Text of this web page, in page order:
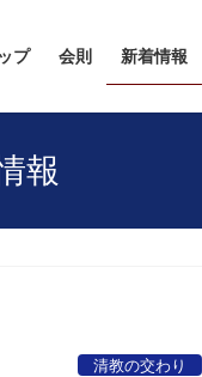
プ 会則 新着情報
報
清教の交わり